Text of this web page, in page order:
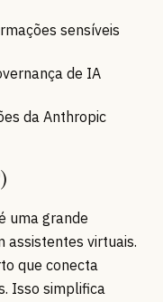
sensíveis
de IA
da Anthropic
uma grande
assistentes virtuais.
que conecta
Isso simplifica